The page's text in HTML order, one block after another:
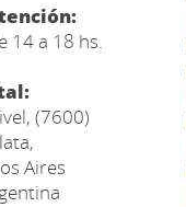
14 a 18 hs.
(7600)
Aires